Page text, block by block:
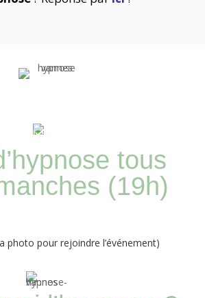
tous
(19h)
photo pour rejoindre l’événement)